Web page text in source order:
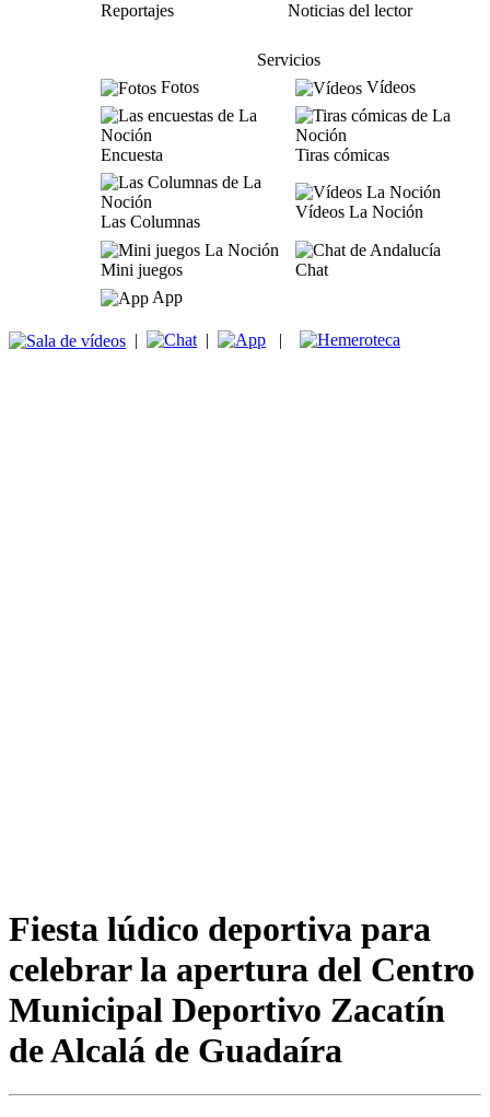
Reportajes
Noticias del lector
Servicios
Fotos
Vídeos
Encuesta Tiras cómicas
Las Columnas
Vídeos La Noción
Mini juegos
Chat
App
| | |
Fiesta lúdico deportiva para
celebrar la apertura del Centro
Municipal Deportivo Zacatín
de Alcalá de Guadaíra